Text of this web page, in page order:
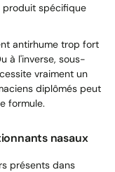
produit spécifique
antirhume trop fort
à l'inverse, sous-
vraiment un
diplômés peut
formule.
nasaux
présents dans